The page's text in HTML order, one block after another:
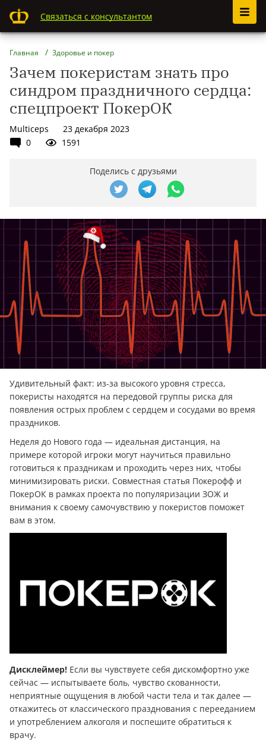
Связаться с консультантом
Главная Здоровье и покер
Зачем покеристам знать про
синдром праздничного сердца:
спецпроект ПокерОК
Multiceps
23 декабря 2023
0
1591
Поделись с друзьями
Удивительный факт: из-за высокого уровня стресса,
покеристы находятся на передовой группы риска для
появления острых проблем с сердцем и сосудами во время
праздников.
Неделя до Нового года — идеальная дистанция, на
примере которой игроки могут научиться правильно
готовиться к праздникам и проходить через них, чтобы
минимизировать риски. Совместная статья Покерофф и
ПокерОК в рамках проекта по популяризации ЗОЖ и
внимания к своему самочувствию у покеристов поможет
вам в этом.
Дисклеймер! Если вы чувствуете себя дискомфортно уже
сейчас — испытываете боль, чувство скованности,
неприятные ощущения в любой части тела и так далее —
откажитесь от классического празднования с перееданием
и употреблением алкоголя и поспешите обратиться к
врачу.